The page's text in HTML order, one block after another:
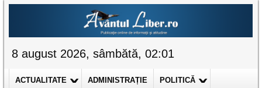
8 august 2026, sâmbătă, 02:01
ACTUALITATE ADMINISTRAȚIE POLITICĂ